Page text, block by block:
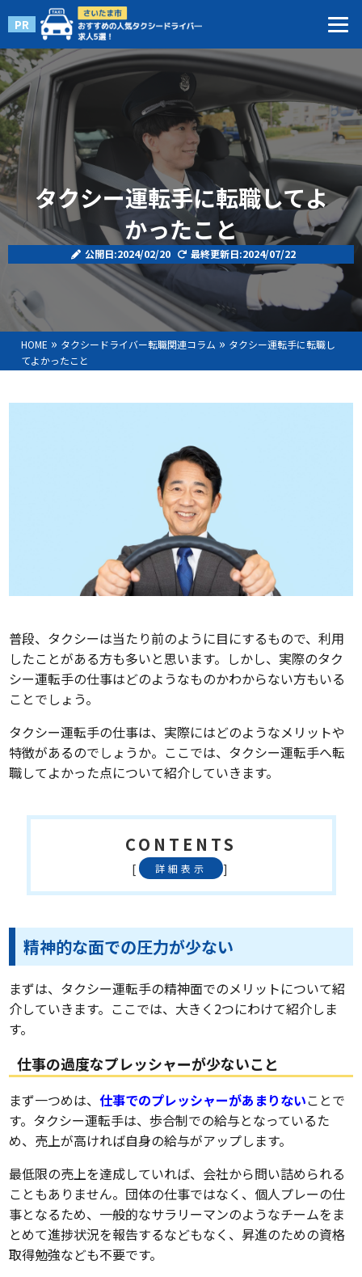
PR
タクシー運転手に転職してよ
かったこと
公開日:2024/02/20 最終更新日:2024/07/22
HOME » タクシードライバー転職関連コラム » タクシー運転手に転職し
てよかったこと
普段、タクシーは当たり前のように目にするもので、利用
したことがある方も多いと思います。しかし、実際のタク
シー運転手の仕事はどのようなものかわからない方もいる
ことでしょう。
タクシー運転手の仕事は、実際にはどのようなメリットや
特徴があるのでしょうか。ここでは、タクシー運転手へ転
職してよかった点について紹介していきます。
CONTENTS
[ 詳細表示 ]
精神的な面での圧力が少ない
まずは、タクシー運転手の精神面でのメリットについて紹
介していきます。ここでは、大きく2つにわけて紹介しま
す。
仕事の過度なプレッシャーが少ないこと
まず一つめは、仕事でのプレッシャーがあまりないことで
す。タクシー運転手は、歩合制での給与となっているた
め、売上が高ければ自身の給与がアップします。
最低限の売上を達成していれば、会社から問い詰められる
こともありません。団体の仕事ではなく、個人プレーの仕
事となるため、一般的なサラリーマンのようなチームをま
とめて進捗状況を報告するなどもなく、昇進のための資格
取得勉強なども不要です。